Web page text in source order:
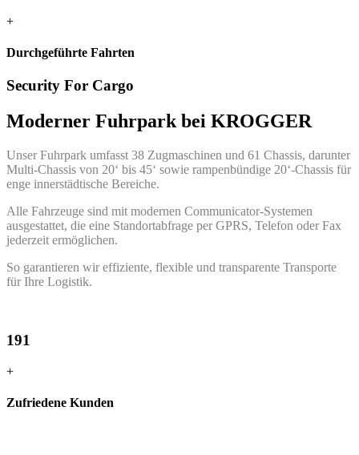
+
Durchgeführte Fahrten
Security For Cargo
Moderner Fuhrpark bei KROGGER
Unser Fuhrpark umfasst 38 Zugmaschinen und 61 Chassis, darunter
Multi-Chassis von 20‘ bis 45‘ sowie rampenbündige 20‘-Chassis für
enge innerstädtische Bereiche.
Alle Fahrzeuge sind mit modernen Communicator-Systemen
ausgestattet, die eine Standortabfrage per GPRS, Telefon oder Fax
jederzeit ermöglichen.
So garantieren wir effiziente, flexible und transparente Transporte
für Ihre Logistik.
191
+
Zufriedene Kunden